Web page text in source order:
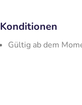
Konditionen
Gültig ab dem